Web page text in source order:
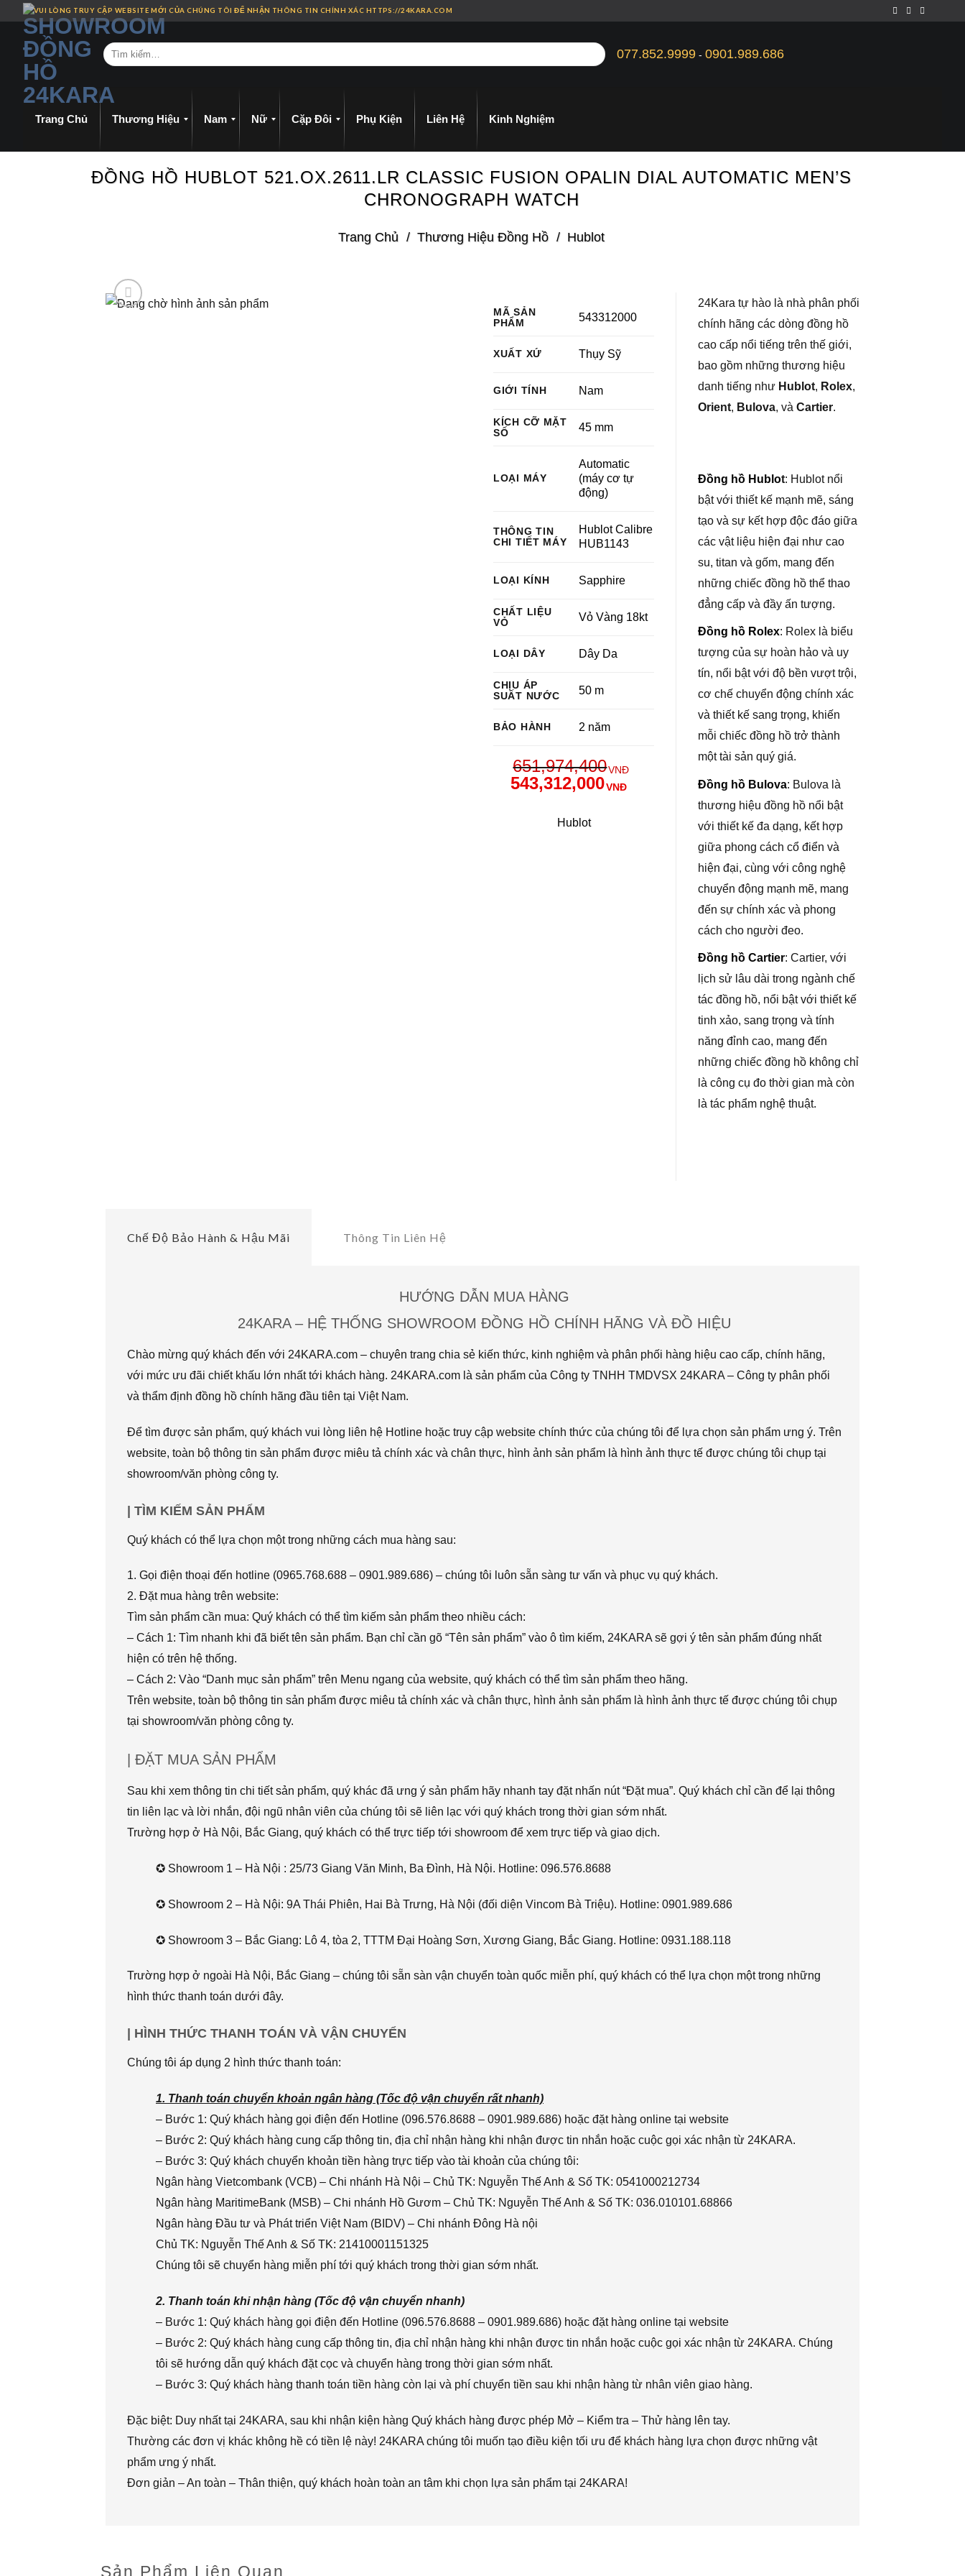
content
VUI LÒNG TRUY CẬP WEBSITE MỚI CỦA CHÚNG TÔI ĐỂ NHẬN THÔNG TIN CHÍNH XÁC HTTPS://24KARA.COM
077.852.9999- 0901.989.686
Trang Chủ Thương Hiệu Nam Nữ Cặp Đôi Phụ Kiện Liên Hệ Kinh Nghiệm
ĐỒNG HỒ HUBLOT 521.OX.2611.LR CLASSIC FUSION OPALIN DIAL AUTOMATIC MEN’S
CHRONOGRAPH WATCH
Trang Chủ / Thương Hiệu Đồng Hồ / Hublot
MÃ SẢN
PHẨM
543312000
XUẤT XỨ Thụy Sỹ
GIỚI TÍNH Nam
KÍCH CỠ MẶT
SỐ
45 mm
LOẠI MÁY
Automatic
(máy cơ tự
động)
THÔNG TIN
CHI TIẾT MÁY
Hublot Calibre
HUB1143
LOẠI KÍNH Sapphire
CHẤT LIỆU
VỎ
Vỏ Vàng 18kt
LOẠI DÂY Dây Da
CHỊU ÁP
SUẤT NƯỚC
50 m
BẢO HÀNH 2 năm
651,974,400VNĐ
543,312,000VNĐ
Hublot
24Kara tự hào là nhà phân phối
chính hãng các dòng đồng hồ
cao cấp nổi tiếng trên thế giới,
bao gồm những thương hiệu
danh tiếng như Hublot, Rolex,
Orient, Bulova, và Cartier.
Đồng hồ Hublot: Hublot nổi
bật với thiết kế mạnh mẽ, sáng
tạo và sự kết hợp độc đáo giữa
các vật liệu hiện đại như cao
su, titan và gốm, mang đến
những chiếc đồng hồ thể thao
đẳng cấp và đầy ấn tượng.
Đồng hồ Rolex: Rolex là biểu
tượng của sự hoàn hảo và uy
tín, nổi bật với độ bền vượt trội,
cơ chế chuyển động chính xác
và thiết kế sang trọng, khiến
mỗi chiếc đồng hồ trở thành
một tài sản quý giá.
Đồng hồ Bulova: Bulova là
thương hiệu đồng hồ nổi bật
với thiết kế đa dạng, kết hợp
giữa phong cách cổ điển và
hiện đại, cùng với công nghệ
chuyển động mạnh mẽ, mang
đến sự chính xác và phong
cách cho người đeo.
Đồng hồ Cartier: Cartier, với
lịch sử lâu dài trong ngành chế
tác đồng hồ, nổi bật với thiết kế
tinh xảo, sang trọng và tính
năng đỉnh cao, mang đến
những chiếc đồng hồ không chỉ
là công cụ đo thời gian mà còn
là tác phẩm nghệ thuật.
Chế Độ Bảo Hành & Hậu Mãi Thông Tin Liên Hệ
HƯỚNG DẪN MUA HÀNG
24KARA – HỆ THỐNG SHOWROOM ĐỒNG HỒ CHÍNH HÃNG VÀ ĐỒ HIỆU
Chào mừng quý khách đến với 24KARA.com – chuyên trang chia sẻ kiến thức, kinh nghiệm và phân phối hàng hiệu cao cấp, chính hãng,
với mức ưu đãi chiết khấu lớn nhất tới khách hàng. 24KARA.com là sản phẩm của Công ty TNHH TMDVSX 24KARA – Công ty phân phối
và thẩm định đồng hồ chính hãng đầu tiên tại Việt Nam.
Để tìm được sản phẩm, quý khách vui lòng liên hệ Hotline hoặc truy cập website chính thức của chúng tôi để lựa chọn sản phẩm ưng ý. Trên
website, toàn bộ thông tin sản phẩm được miêu tả chính xác và chân thực, hình ảnh sản phẩm là hình ảnh thực tế được chúng tôi chụp tại
showroom/văn phòng công ty.
| TÌM KIẾM SẢN PHẨM
Quý khách có thể lựa chọn một trong những cách mua hàng sau:
1. Gọi điện thoại đến hotline (0965.768.688 – 0901.989.686) – chúng tôi luôn sẵn sàng tư vấn và phục vụ quý khách.
2. Đặt mua hàng trên website:
Tìm sản phẩm cần mua: Quý khách có thể tìm kiếm sản phẩm theo nhiều cách:
– Cách 1: Tìm nhanh khi đã biết tên sản phẩm. Bạn chỉ cần gõ “Tên sản phẩm” vào ô tìm kiếm, 24KARA sẽ gợi ý tên sản phẩm đúng nhất
hiện có trên hệ thống.
– Cách 2: Vào “Danh mục sản phẩm” trên Menu ngang của website, quý khách có thể tìm sản phẩm theo hãng.
Trên website, toàn bộ thông tin sản phẩm được miêu tả chính xác và chân thực, hình ảnh sản phẩm là hình ảnh thực tế được chúng tôi chụp
tại showroom/văn phòng công ty.
| ĐẶT MUA SẢN PHẨM
Sau khi xem thông tin chi tiết sản phẩm, quý khác đã ưng ý sản phẩm hãy nhanh tay đặt nhấn nút “Đặt mua”. Quý khách chỉ cần để lại thông
tin liên lạc và lời nhắn, đội ngũ nhân viên của chúng tôi sẽ liên lạc với quý khách trong thời gian sớm nhất.
Trường hợp ở Hà Nội, Bắc Giang, quý khách có thể trực tiếp tới showroom để xem trực tiếp và giao dịch.
✪ Showroom 1 – Hà Nội : 25/73 Giang Văn Minh, Ba Đình, Hà Nội. Hotline: 096.576.8688
✪ Showroom 2 – Hà Nội: 9A Thái Phiên, Hai Bà Trưng, Hà Nội (đối diện Vincom Bà Triệu). Hotline: 0901.989.686
✪ Showroom 3 – Bắc Giang: Lô 4, tòa 2, TTTM Đại Hoàng Sơn, Xương Giang, Bắc Giang. Hotline: 0931.188.118
Trường hợp ở ngoài Hà Nội, Bắc Giang – chúng tôi sẵn sàn vận chuyển toàn quốc miễn phí, quý khách có thể lựa chọn một trong những
hình thức thanh toán dưới đây.
| HÌNH THỨC THANH TOÁN VÀ VẬN CHUYỂN
Chúng tôi áp dụng 2 hình thức thanh toán:
1. Thanh toán chuyển khoản ngân hàng (Tốc độ vận chuyển rất nhanh)
– Bước 1: Quý khách hàng gọi điện đến Hotline (096.576.8688 – 0901.989.686) hoặc đặt hàng online tại website
– Bước 2: Quý khách hàng cung cấp thông tin, địa chỉ nhận hàng khi nhận được tin nhắn hoặc cuộc gọi xác nhận từ 24KARA.
– Bước 3: Quý khách chuyển khoản tiền hàng trực tiếp vào tài khoản của chúng tôi:
Ngân hàng Vietcombank (VCB) – Chi nhánh Hà Nội – Chủ TK: Nguyễn Thế Anh & Số TK: 0541000212734
Ngân hàng MaritimeBank (MSB) – Chi nhánh Hồ Gươm – Chủ TK: Nguyễn Thế Anh & Số TK: 036.010101.68866
Ngân hàng Đầu tư và Phát triển Việt Nam (BIDV) – Chi nhánh Đông Hà nội
Chủ TK: Nguyễn Thế Anh & Số TK: 21410001151325
Chúng tôi sẽ chuyển hàng miễn phí tới quý khách trong thời gian sớm nhất.
2. Thanh toán khi nhận hàng (Tốc độ vận chuyển nhanh)
– Bước 1: Quý khách hàng gọi điện đến Hotline (096.576.8688 – 0901.989.686) hoặc đặt hàng online tại website
– Bước 2: Quý khách hàng cung cấp thông tin, địa chỉ nhận hàng khi nhận được tin nhắn hoặc cuộc gọi xác nhận từ 24KARA. Chúng
tôi sẽ hướng dẫn quý khách đặt cọc và chuyển hàng trong thời gian sớm nhất.
– Bước 3: Quý khách hàng thanh toán tiền hàng còn lại và phí chuyển tiền sau khi nhận hàng từ nhân viên giao hàng.
Đặc biệt: Duy nhất tại 24KARA, sau khi nhận kiện hàng Quý khách hàng được phép Mở – Kiểm tra – Thử hàng lên tay.
Thường các đơn vị khác không hề có tiền lệ này! 24KARA chúng tôi muốn tạo điều kiện tối ưu để khách hàng lựa chọn được những vật
phẩm ưng ý nhất.
Đơn giản – An toàn – Thân thiện, quý khách hoàn toàn an tâm khi chọn lựa sản phẩm tại 24KARA!
Sản Phẩm Liên Quan